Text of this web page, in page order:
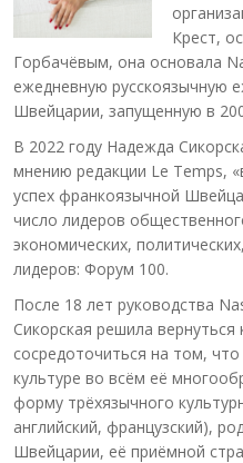
Крест,
Горбачёвым, она основала
ежедневную русскоязычную
Швейцарии, запущенную в
В 2022 году Надежда
мнению редакции Le Temps,
успех франкоязычной
число лидеров
экономических,
лидеров: Форум 100.
После 18 лет руководства
Сикорская решила вернуться
сосредоточиться на том,
культуре во всём её
форму трёхязычного
английский, французский),
Швейцарии, её приёмной